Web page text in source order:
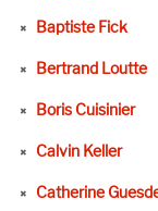
Baptiste Fick
Bertrand Loutte
Boris Cuisinier
Calvin Keller
Catherine